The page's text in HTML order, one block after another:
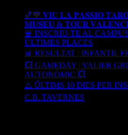
🏀🧡 𝐕𝐈𝐔 𝐋𝐀 𝐏𝐀𝐒𝐒𝐈𝐎́
𝐌𝐔𝐒𝐄𝐔 & 𝐓𝐎𝐔𝐑
🚨 INSCRIU-TE AL
ÚLTIMES PLACES
📊 RESULTAT | INFANTIL
💥 GAMEDAY | VALIER
AUTONÒMIC 💥
⚠️ ÚLTIMS 10 DIES PER
C.B. TAVERNES